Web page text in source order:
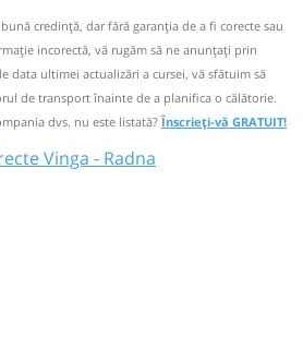
+40740377212; +40723368312;
aici
călătoria ta ⤣
credinţă, dar fără garanţia de a fi corecte sau
incorectă, vă rugăm să ne anunțați prin
data ultimei actualizări a cursei, vă sfătuim să
de transport înainte de a planifica o călătorie.
dvs. nu este listată?Înscrieți-vă GRATUIT!
Vinga - Radna